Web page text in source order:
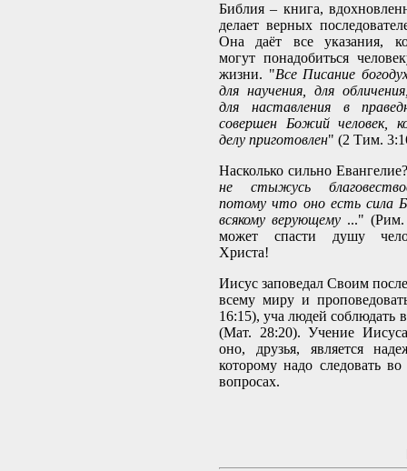
Библия – книга,
делает верных
Она даёт все указания,
могут понадобиться
жизни. "Все Писание
для научения, для
для наставления в
совершен Божий человек,
делу приготовлен" (2 Тим.
Насколько сильно
не стыжусь
потому что оно есть сила
всякому верующему ..."
может спасти душу
Христа!
Иисус заповедал Своим
всему миру и
16:15), уча людей соблюдать
(Мат. 28:20). Учение
оно, друзья, является
которому надо следовать
вопросах.